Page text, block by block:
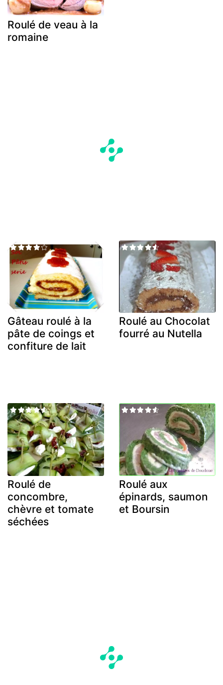
Roulé de veau à la
romaine
Gâteau roulé à la
pâte de coings et
confiture de lait
Roulé au Chocolat
fourré au Nutella
Roulé de
concombre,
chèvre et tomate
séchées
Roulé aux
épinards, saumon
et Boursin